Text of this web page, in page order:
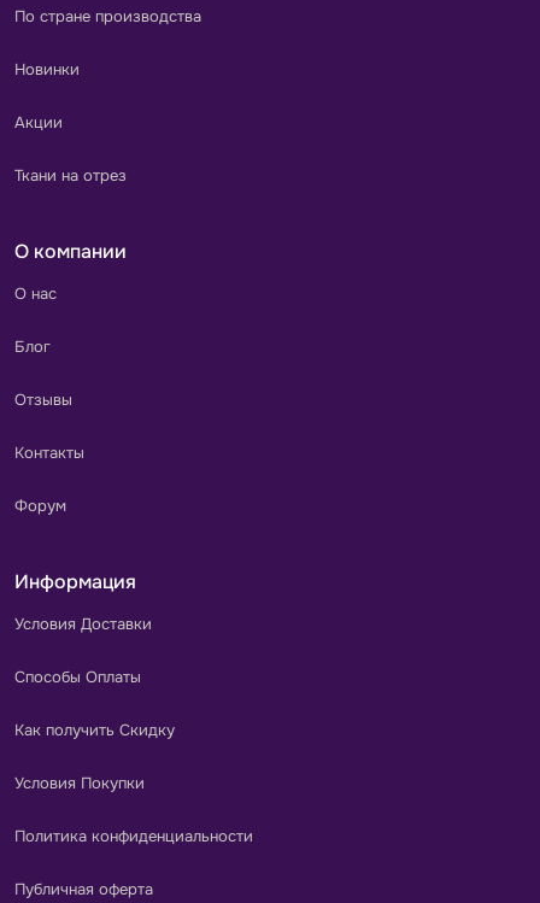
По стране производства
Новинки
Акции
Ткани на отрез
О компании
О нас
Блог
Отзывы
Контакты
Форум
Информация
Условия Доставки
Способы Оплаты
Как получить Скидку
Условия Покупки
Политика конфиденциальности
Публичная оферта